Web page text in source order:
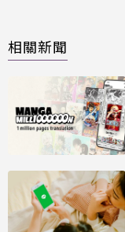
相關新聞